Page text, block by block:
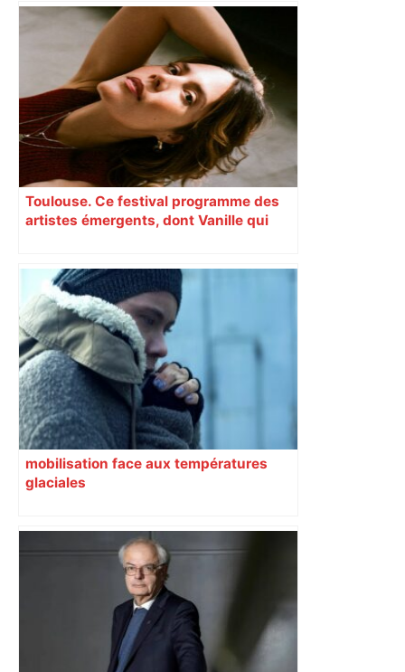
Toulouse. Ce festival programme des
artistes émergents, dont Vanille qui
mobilisation face aux températures
glaciales